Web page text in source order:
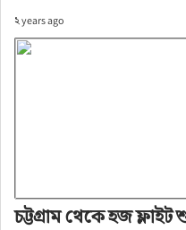
২ years ago
চট্টগ্রাম থেকে হজ